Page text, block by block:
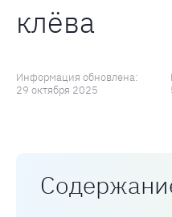
клёва
Информация обновлена:
29 октября 2025